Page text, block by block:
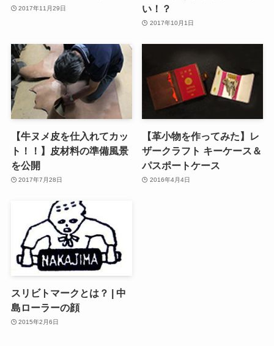
2017年11月29日
い！？
2017年10月1日
【牛ヌメ皮を仕入れてカッ
ト！！】皮材料の準備風景
を公開
2017年7月28日
【革小物を作ってみた】レ
ザークラフト キーケース＆
パスポートケース
2016年4月4日
スリビトマークとは？ | 中
島ローラーの顔
2015年2月6日